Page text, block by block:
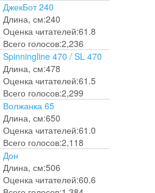
ДжекБот 240
Длина, см:240
Оценка читателей:61.8
Всего голосов:2,236
Spinningline 470 / SL 470
Длина, см:478
Оценка читателей:61.5
Всего голосов:2,299
Волжанка 65
Длина, см:650
Оценка читателей:61.0
Всего голосов:2,118
Дон
Длина, см:506
Оценка читателей:60.6